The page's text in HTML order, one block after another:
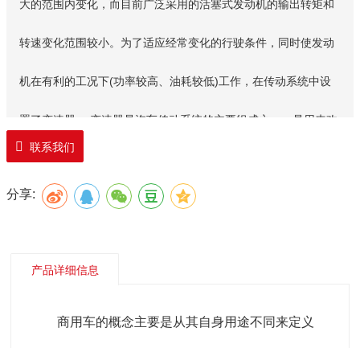
大的范围内变化，而目前广泛采用的活塞式发动机的输出转矩和
转速变化范围较小。为了适应经常变化的行驶条件，同时使发动
机在有利的工况下(功率较高、油耗较低)工作，在传动系统中设
置了变速器。 变速器是汽车传动系统的主要组成之一，是用来改
变来自发动机的转速和转矩的机构，它能固定或分档改变
和输入轴 传动比，又称变速箱。
联系我们
分享:
产品详细信息
商用车的概念主要是从其自身用途不同来定义